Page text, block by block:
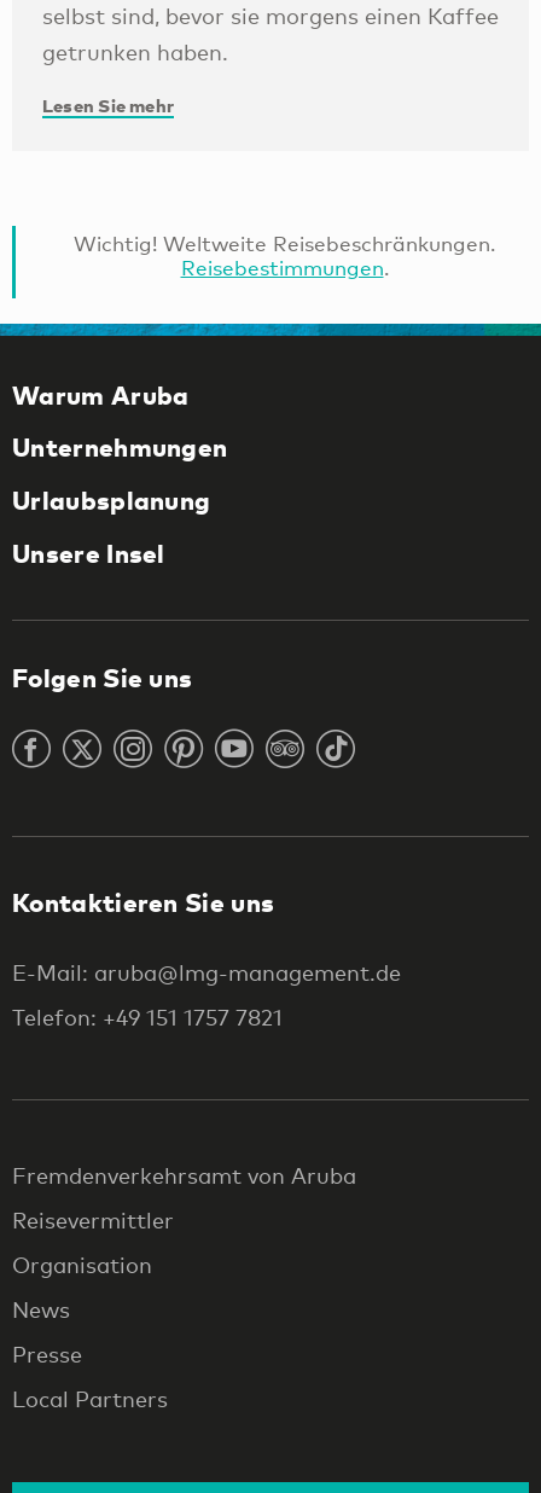
selbst sind, bevor sie morgens einen Kaffee
getrunken haben.
Lesen Sie mehr
Wichtig! Weltweite Reisebeschränkungen.
Reisebestimmungen.
Warum Aruba
Unternehmungen
Urlaubsplanung
Unsere Insel
Folgen Sie uns
Kontaktieren Sie uns
E-Mail: aruba@lmg-management.de
Telefon: +49 151 1757 7821
Fremdenverkehrsamt von Aruba
Reisevermittler
Organisation
News
Presse
Local Partners